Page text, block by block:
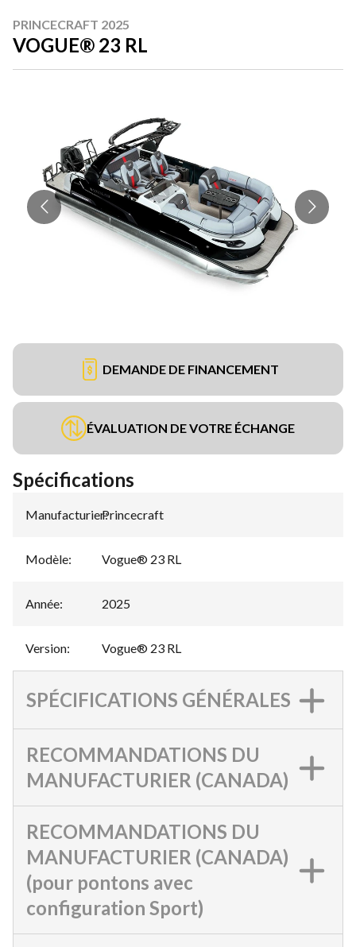
PRINCECRAFT 2025
VOGUE® 23 RL
DEMANDE DE FINANCEMENT
ÉVALUATION DE VOTRE ÉCHANGE
Spécifications
Manufacturier:
Princecraft
Modèle: Vogue® 23 RL
Année: 2025
Version: Vogue® 23 RL
SPÉCIFICATIONS GÉNÉRALES
RECOMMANDATIONS DU
MANUFACTURIER (CANADA)
RECOMMANDATIONS DU
MANUFACTURIER (CANADA)
(pour pontons avec
configuration Sport)